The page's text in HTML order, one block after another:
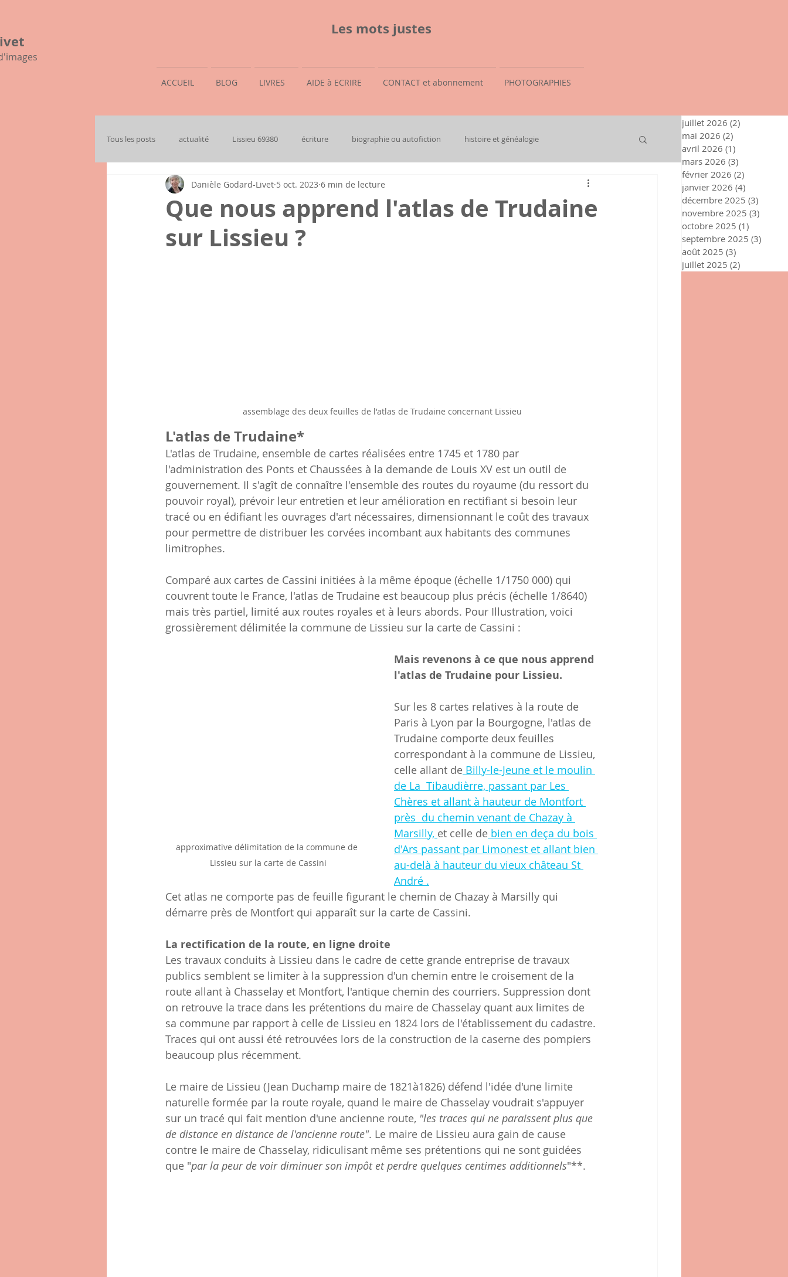
Les mots justes
ACCUEIL BLOG LIVRES AIDE à ECRIRE CONTACT et abonnement PHOTOGRAPHIES
Tous les posts actualité Lissieu 69380 écriture biographie ou autofiction histoire et généalogie
mon histoire familiale
Que nous apprend l'atlas de Trudaine
sur Lissieu ?
Danièle Godard-Livet 5 oct. 2023 6 min de lecture
assemblage des deux feuilles de l'atlas de Trudaine concernant Lissieu
L'atlas de Trudaine*
L'atlas de Trudaine, ensemble de cartes réalisées entre 1745 et 1780 par
l'administration des Ponts et Chaussées à la demande de Louis XV est un outil de
gouvernement. Il s'agît de connaître l'ensemble des routes du royaume (du ressort du
pouvoir royal), prévoir leur entretien et leur amélioration en rectifiant si besoin leur
tracé ou en édifiant les ouvrages d'art nécessaires, dimensionnant le coût des travaux
pour permettre de distribuer les corvées incombant aux habitants des communes
limitrophes.
Comparé aux cartes de Cassini initiées à la même époque (échelle 1/1750 000) qui
couvrent toute le France, l'atlas de Trudaine est beaucoup plus précis (échelle 1/8640)
mais très partiel, limité aux routes royales et à leurs abords. Pour Illustration, voici
grossièrement délimitée la commune de Lissieu sur la carte de Cassini :
approximative délimitation de la commune de
Lissieu sur la carte de Cassini
Mais revenons à ce que nous apprend
l'atlas de Trudaine pour Lissieu.
Sur les 8 cartes relatives à la route de
Paris à Lyon par la Bourgogne, l'atlas de
Trudaine comporte deux feuilles
correspondant à la commune de Lissieu,
celle allant de Billy-le-Jeune et le moulin
de La  Tibaudièrre, passant par Les
Chères et allant à hauteur de Montfort
près  du chemin venant de Chazay à
Marsilly, et celle de bien en deça du bois
d'Ars passant par Limonest et allant bien
au-delà à hauteur du vieux château St
André .
Cet atlas ne comporte pas de feuille figurant le chemin de Chazay à Marsilly qui
démarre près de Montfort qui apparaît sur la carte de Cassini.
La rectification de la route, en ligne droite
Les travaux conduits à Lissieu dans le cadre de cette grande entreprise de travaux
publics semblent se limiter à la suppression d'un chemin entre le croisement de la
route allant à Chasselay et Montfort, l'antique chemin des courriers. Suppression dont
on retrouve la trace dans les prétentions du maire de Chasselay quant aux limites de
sa commune par rapport à celle de Lissieu en 1824 lors de l'établissement du cadastre.
Traces qui ont aussi été retrouvées lors de la construction de la caserne des pompiers
beaucoup plus récemment.
Le maire de Lissieu (Jean Duchamp maire de 1821à1826) défend l'idée d'une limite
naturelle formée par la route royale, quand le maire de Chasselay voudrait s'appuyer
sur un tracé qui fait mention d'une ancienne route, "les traces qui ne paraissent plus que
de distance en distance de l'ancienne route". Le maire de Lissieu aura gain de cause
contre le maire de Chasselay, ridiculisant même ses prétentions qui ne sont guidées
que "par la peur de voir diminuer son impôt et perdre quelques centimes additionnels"**.
juillet 2026 (2)
mai 2026 (2)
avril 2026 (1)
mars 2026 (3)
février 2026 (2)
janvier 2026 (4)
décembre 2025 (3)
novembre 2025 (3)
octobre 2025 (1)
septembre 2025 (3)
août 2025 (3)
juillet 2025 (2)